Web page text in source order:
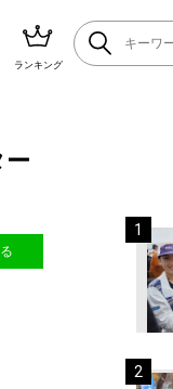
ランキング
ー